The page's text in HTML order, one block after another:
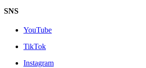
SNS
YouTube
TikTok
Instagram